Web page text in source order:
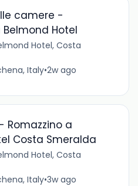
camere -
Belmond Hotel
Hotel, Costa
Italy•2w ago
Romazzino a
Costa Smeralda
Hotel, Costa
Italy•3w ago